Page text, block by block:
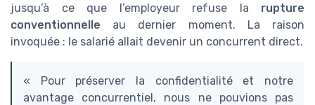
jusqu’à ce que l’employeur refuse la rupture
conventionnelle au dernier moment. La raison
invoquée : le salarié allait devenir un concurrent direct.
« Pour préserver la confidentialité et notre
avantage concurrentiel, nous ne pouvions pas